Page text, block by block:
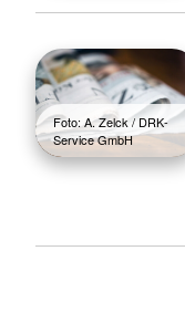
Foto: A. Zelck / DRK-
Service GmbH